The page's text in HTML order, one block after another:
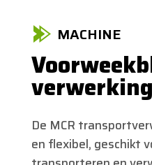
MACHINE
De MCR
en flexibel, geschikt